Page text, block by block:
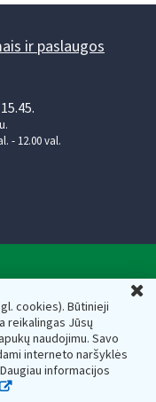
cookies). Būtinieji
reikalingas Jūsų
naudojimu. Savo
interneto naršyklės
informacijos
ir paslaugos
- 12.00 val.
Lietuvos
188659752,
Lietuva, el.paštas:
prie Lietuvos
Juridinių